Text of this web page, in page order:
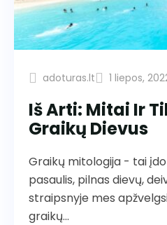
adoturas.lt 1 liepos,
Iš Arti: Mitai Ir
Graikų Dievus
Graikų mitologija - tai
pasaulis, pilnas dievų,
straipsnyje mes
graikų…